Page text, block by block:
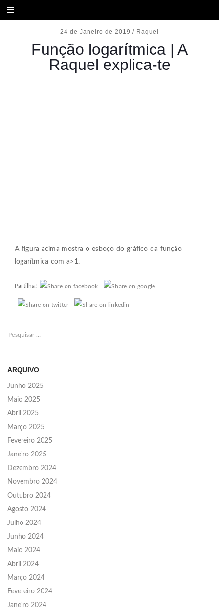
24 de Janeiro de 2019 / Raquel
Função logarítmica | A
Raquel explica-te
A figura acima mostra o esboço do gráfico da função
logarítmica com a>1.
Partilha!
Pesquisar
por:
ARQUIVO
Junho 2025
Maio 2025
Abril 2025
Março 2025
Fevereiro 2025
Janeiro 2025
Dezembro 2024
Novembro 2024
Outubro 2024
Agosto 2024
Julho 2024
Junho 2024
Maio 2024
Abril 2024
Março 2024
Fevereiro 2024
Janeiro 2024